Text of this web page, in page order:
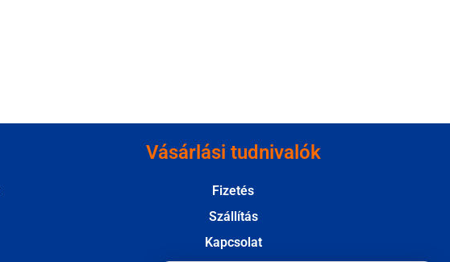
Vásárlási tudnivalók
Fizetés
Szállítás
Kapcsolat